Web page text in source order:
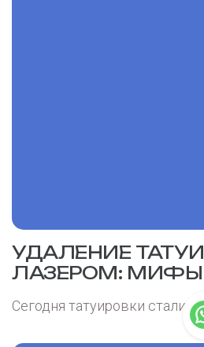
УДАЛЕНИЕ
ЛАЗЕРОМ: МИФЫ
Сегодня татуировки стали